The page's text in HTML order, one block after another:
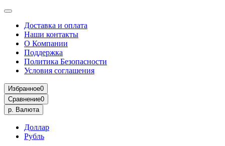
Доставка и оплата
Наши контакты
О Компании
Поддержка
Политика Безопасности
Условия соглашения
Избранное0
Сравнение0
р. Валюта
Доллар
Рубль